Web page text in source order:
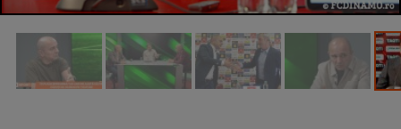
Gimnastică
Auto
Rugby